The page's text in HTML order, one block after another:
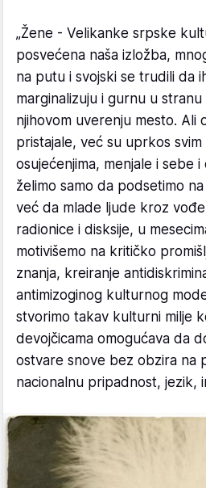
„Žene - Velikanke srpske
posvećena naša izložba,
na putu i svojski se trudili da
marginalizuju i gurnu u
njihovom uverenju mesto. Ali
pristajale, već su uprkos
osujećenjima, menjale i sebe
želimo samo da podsetimo
već da mlade ljude kroz
radionice i disksije, u
motivišemo na kritičko
znanja, kreiranje
antimizoginog kulturnog
stvorimo takav kulturni milje
devojčicama omogućava da
ostvare snove bez obzira na
nacionalnu pripadnost, jezik,